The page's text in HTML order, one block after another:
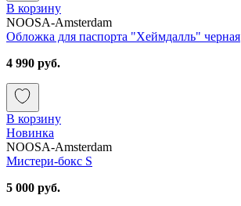
В корзину
NOOSA-Amsterdam
Обложка для паспорта "Хеймдалль" черная
4 990 руб.
В корзину
Новинка
NOOSA-Amsterdam
Мистери-бокс S
5 000 руб.